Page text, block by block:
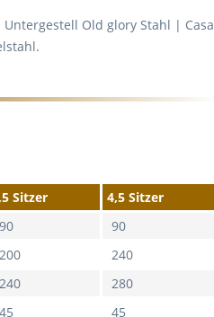
Old glory Stahl | Casa
Sitzer
4,5 Sitzer
90
90
200
240
240
280
45
45